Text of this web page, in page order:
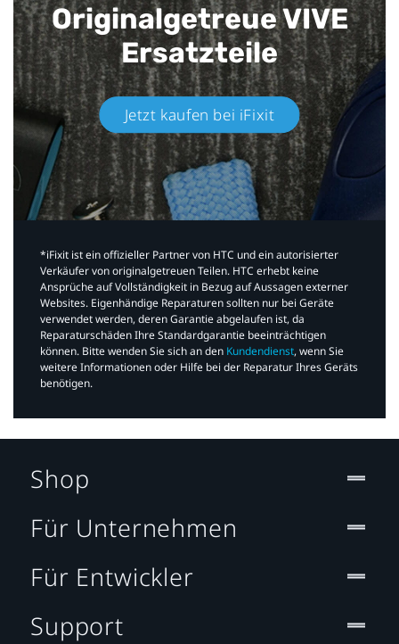
Originalgetreue VIVE
Ersatzteile
Jetzt kaufen bei iFixit​
*iFixit ist ein offizieller Partner von HTC und ein autorisierter
Verkäufer von originalgetreuen Teilen. HTC erhebt keine
Ansprüche auf Vollständigkeit in Bezug auf Aussagen externer
Websites. Eigenhändige Reparaturen sollten nur bei Geräte
verwendet werden, deren Garantie abgelaufen ist, da
Reparaturschäden Ihre Standardgarantie beeinträchtigen
können. Bitte wenden Sie sich an den Kundendienst, wenn Sie
weitere Informationen oder Hilfe bei der Reparatur Ihres Geräts
benötigen.​
Shop
Für Unternehmen
Für Entwickler
Support